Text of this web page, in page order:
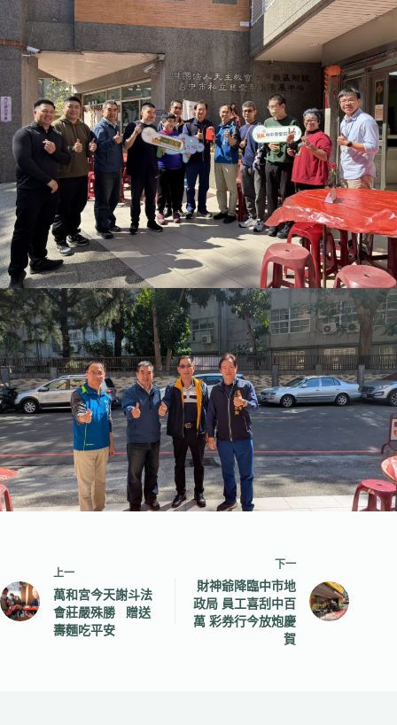
上一
萬和宮今天謝斗法
會莊嚴殊勝 贈送
夀麵吃平安
下一
財神爺降臨中市地
政局 員工喜刮中百
萬 彩券行今放炮慶
賀